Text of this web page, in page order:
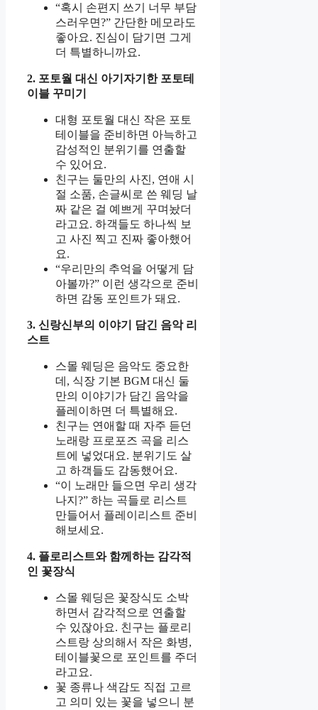
“혹시 손편지 쓰기 너무 부담
스러우면?” 간단한 메모라도
좋아요. 진심이 담기면 그게
더 특별하니까요.
2. 포토월 대신 아기자기한 포토테
이블 꾸미기
대형 포토월 대신 작은 포토
테이블을 준비하면 아늑하고
감성적인 분위기를 연출할
수 있어요.
친구는 둘만의 사진, 연애 시
절 소품, 손글씨로 쓴 웨딩 날
짜 같은 걸 예쁘게 꾸며놨더
라고요. 하객들도 하나씩 보
고 사진 찍고 진짜 좋아했어
요.
“우리만의 추억을 어떻게 담
아볼까?” 이런 생각으로 준비
하면 감동 포인트가 돼요.
3. 신랑신부의 이야기 담긴 음악 리
스트
스몰 웨딩은 음악도 중요한
데, 식장 기본 BGM 대신 둘
만의 이야기가 담긴 음악을
플레이하면 더 특별해요.
친구는 연애할 때 자주 듣던
노래랑 프로포즈 곡을 리스
트에 넣었대요. 분위기도 살
고 하객들도 감동했어요.
“이 노래만 들으면 우리 생각
나지?” 하는 곡들로 리스트
만들어서 플레이리스트 준비
해보세요.
4. 플로리스트와 함께하는 감각적
인 꽃장식
스몰 웨딩은 꽃장식도 소박
하면서 감각적으로 연출할
수 있잖아요. 친구는 플로리
스트랑 상의해서 작은 화병,
테이블꽃으로 포인트를 주더
라고요.
꽃 종류나 색감도 직접 고르
고 의미 있는 꽃을 넣으니 분